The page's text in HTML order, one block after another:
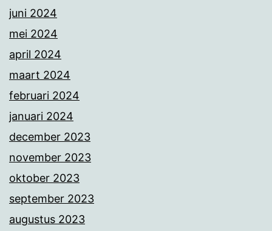
juni 2024
mei 2024
april 2024
maart 2024
februari 2024
januari 2024
december 2023
november 2023
oktober 2023
september 2023
augustus 2023